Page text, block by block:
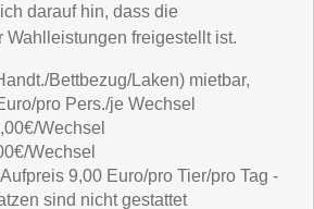
darauf hin, dass die
Wahlleistungen freigestellt ist.
Bettbezug/Laken) mietbar,
pro Pers./je Wechsel
Wechsel
Wechsel
9,00 Euro/pro Tier/pro Tag -
sind nicht gestattet